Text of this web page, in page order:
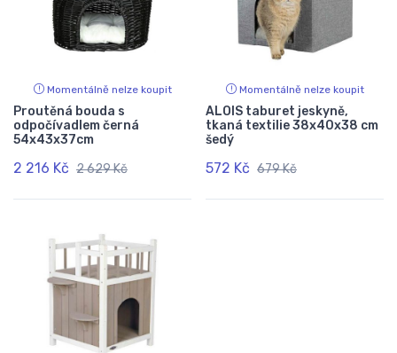
Momentálně nelze koupit
Proutěná bouda s
odpočívadlem černá
54x43x37cm
2 216 Kč 2 629 Kč
Momentálně nelze koupit
ALOIS taburet jeskyně,
tkaná textilie 38x40x38 cm
šedý
572 Kč 679 Kč